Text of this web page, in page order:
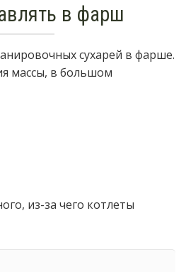
в фарш
сухарей в фарше.
массы, в большом
из-за чего котлеты